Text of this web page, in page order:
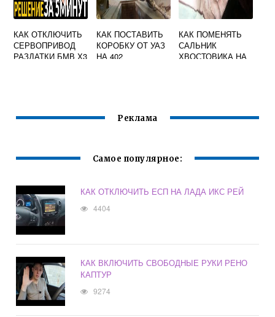
КАК ОТКЛЮЧИТЬ
СЕРВОПРИВОД
РАЗДАТКИ БМВ Х3
КАК ПОСТАВИТЬ
КОРОБКУ ОТ УАЗ
НА 402
КАК ПОМЕНЯТЬ
САЛЬНИК
ХВОСТОВИКА НА
Реклама
Самое популярное:
КАК ОТКЛЮЧИТЬ ЕСП НА ЛАДА ИКС РЕЙ
4404
КАК ВКЛЮЧИТЬ СВОБОДНЫЕ РУКИ РЕНО
КАПТУР
9274